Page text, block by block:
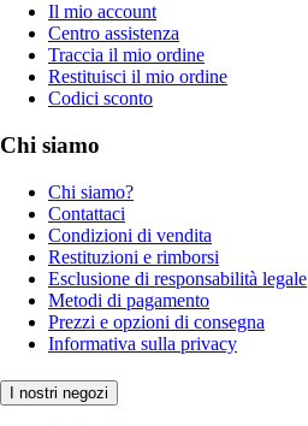
Il mio account
Centro assistenza
Traccia il mio ordine
Restituisci il mio ordine
Codici sconto
Chi siamo
Chi siamo?
Contattaci
Condizioni di vendita
Restituzioni e rimborsi
Esclusione di responsabilità legale
Metodi di pagamento
Prezzi e opzioni di consegna
Informativa sulla privacy
I nostri negozi